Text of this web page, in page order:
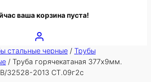
ваша корзина пуста!
стальные черные/ Трубы
/ Труба горячекатаная 377х9мм.
32528-2013 СТ.09г2с